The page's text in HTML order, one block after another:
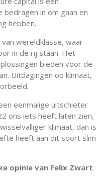
in om gaan en
hebben.
wereldklasse, waar
in de rij staan. Het
bieden voor de
Uitdagingen op klimaat,
eenmalige uitschieter
ons iets heeft laten zien,
klimaat, dan is
heeft aan dit soort slim
opinie van Felix Zwart